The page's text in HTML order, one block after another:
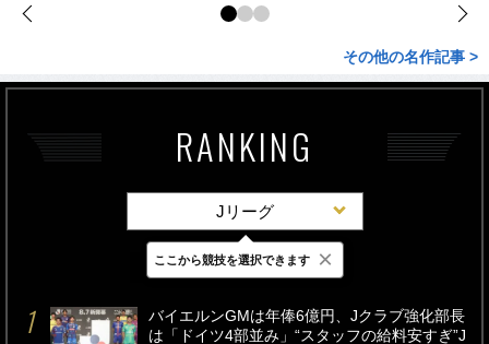
その他の名作記事 >
RANKING
Jリーグ
最新 24時間 週間
バイエルンGMは年俸6億円、Jクラブ強化部長
は「ドイツ4部並み」“スタッフの給料安すぎ”J
ここから競技を選択できます ×